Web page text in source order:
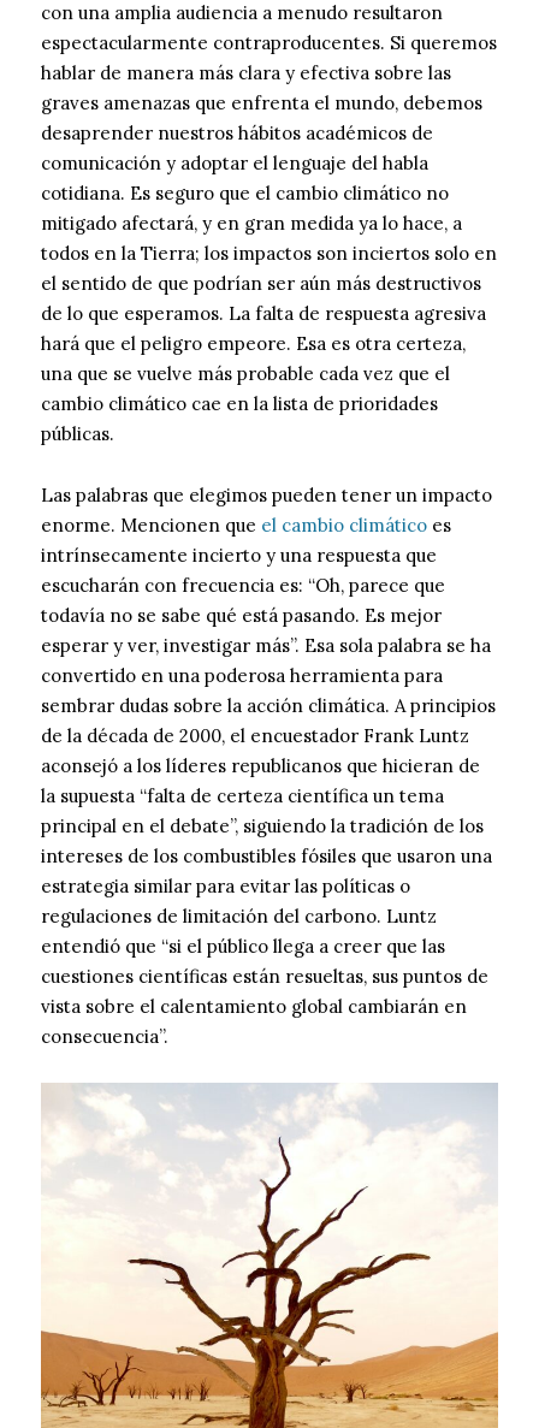
con una amplia audiencia a menudo resultaron
espectacularmente contraproducentes. Si queremos
hablar de manera más clara y efectiva sobre las
graves amenazas que enfrenta el mundo, debemos
desaprender nuestros hábitos académicos de
comunicación y adoptar el lenguaje del habla
cotidiana. Es seguro que el cambio climático no
mitigado afectará, y en gran medida ya lo hace, a
todos en la Tierra; los impactos son inciertos solo en
el sentido de que podrían ser aún más destructivos
de lo que esperamos. La falta de respuesta agresiva
hará que el peligro empeore. Esa es otra certeza,
una que se vuelve más probable cada vez que el
cambio climático cae en la lista de prioridades
públicas.
Las palabras que elegimos pueden tener un impacto
enorme. Mencionen que el cambio climático es
intrínsecamente incierto y una respuesta que
escucharán con frecuencia es: “Oh, parece que
todavía no se sabe qué está pasando. Es mejor
esperar y ver, investigar más”. Esa sola palabra se ha
convertido en una poderosa herramienta para
sembrar dudas sobre la acción climática. A principios
de la década de 2000, el encuestador Frank Luntz
aconsejó a los líderes republicanos que hicieran de
la supuesta “falta de certeza científica un tema
principal en el debate”, siguiendo la tradición de los
intereses de los combustibles fósiles que usaron una
estrategia similar para evitar las políticas o
regulaciones de limitación del carbono. Luntz
entendió que “si el público llega a creer que las
cuestiones científicas están resueltas, sus puntos de
vista sobre el calentamiento global cambiarán en
consecuencia”.